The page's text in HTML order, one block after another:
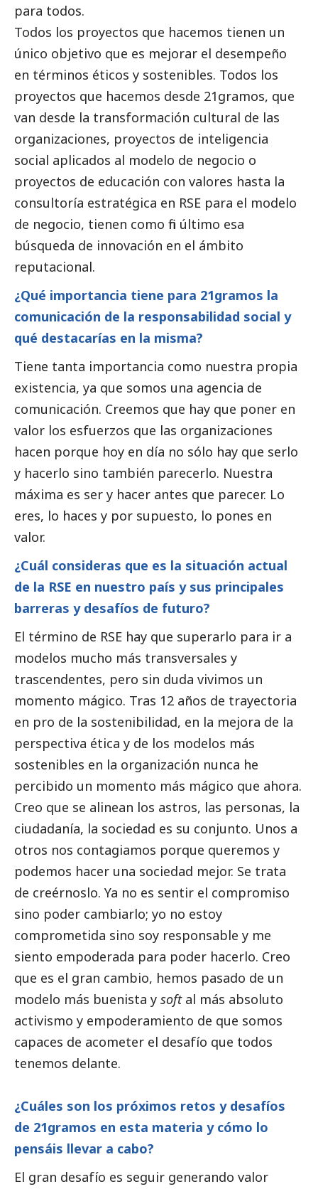
para todos.
Todos los proyectos que hacemos tienen un
único objetivo que es mejorar el desempeño
en términos éticos y sostenibles. Todos los
proyectos que hacemos desde 21gramos, que
van desde la transformación cultural de las
organizaciones, proyectos de inteligencia
social aplicados al modelo de negocio o
proyectos de educación con valores hasta la
consultoría estratégica en RSE para el modelo
de negocio, tienen como fin último esa
búsqueda de innovación en el ámbito
reputacional.
¿Qué importancia tiene para 21gramos la
comunicación de la responsabilidad social y
qué destacarías en la misma?
Tiene tanta importancia como nuestra propia
existencia, ya que somos una agencia de
comunicación. Creemos que hay que poner en
valor los esfuerzos que las organizaciones
hacen porque hoy en día no sólo hay que serlo
y hacerlo sino también parecerlo. Nuestra
máxima es ser y hacer antes que parecer. Lo
eres, lo haces y por supuesto, lo pones en
valor.
¿Cuál consideras que es la situación actual
de la RSE en nuestro país y sus principales
barreras y desafíos de futuro?
El término de RSE hay que superarlo para ir a
modelos mucho más transversales y
trascendentes, pero sin duda vivimos un
momento mágico. Tras 12 años de trayectoria
en pro de la sostenibilidad, en la mejora de la
perspectiva ética y de los modelos más
sostenibles en la organización nunca he
percibido un momento más mágico que ahora.
Creo que se alinean los astros, las personas, la
ciudadanía, la sociedad es su conjunto. Unos a
otros nos contagiamos porque queremos y
podemos hacer una sociedad mejor. Se trata
de creérnoslo. Ya no es sentir el compromiso
sino poder cambiarlo; yo no estoy
comprometida sino soy responsable y me
siento empoderada para poder hacerlo. Creo
que es el gran cambio, hemos pasado de un
modelo más buenista y softal más absoluto
activismo y empoderamiento de que somos
capaces de acometer el desafío que todos
tenemos delante.
¿Cuáles son los próximos retos y desafíos
de 21gramos en esta materia y cómo lo
pensáis llevar a cabo?
El gran desafío es seguir generando valor